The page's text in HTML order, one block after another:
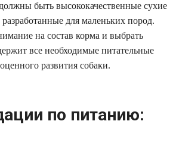
быть высококачественные сухие
для маленьких пород.
на состав корма и выбрать
все необходимые питательные
развития собаки.
по питанию: